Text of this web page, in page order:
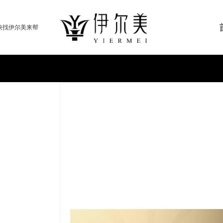
找伊尔美来帮